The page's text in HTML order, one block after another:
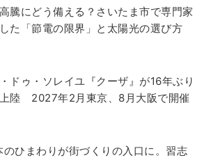
騰にどう備える？さいたま市で専門家
た「節電の限界」と太陽光の選び方
ドゥ・ソレイユ『クーザ』が16年ぶり
陸 2027年2月東京、8月大阪で開催
ひまわりが街づくりの入口に。習志